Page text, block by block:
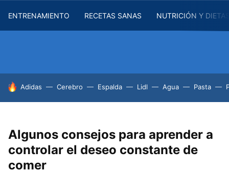
ENTRENAMIENTO RECETAS SANAS NUTRICIÓN Y
HOY SE HABLA DE
Adidas Cerebro Espalda Lidl Agua Pasta
Algunos consejos para aprender a
controlar el deseo constante de
comer